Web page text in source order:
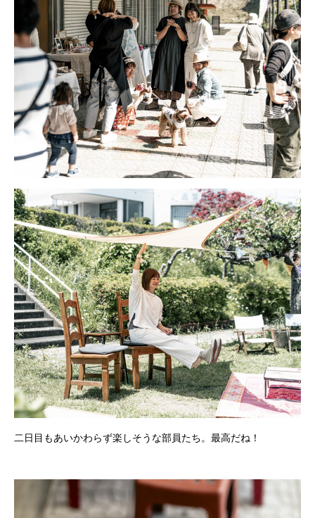
二日目もあいかわらず楽しそうな部員たち。最高だね！